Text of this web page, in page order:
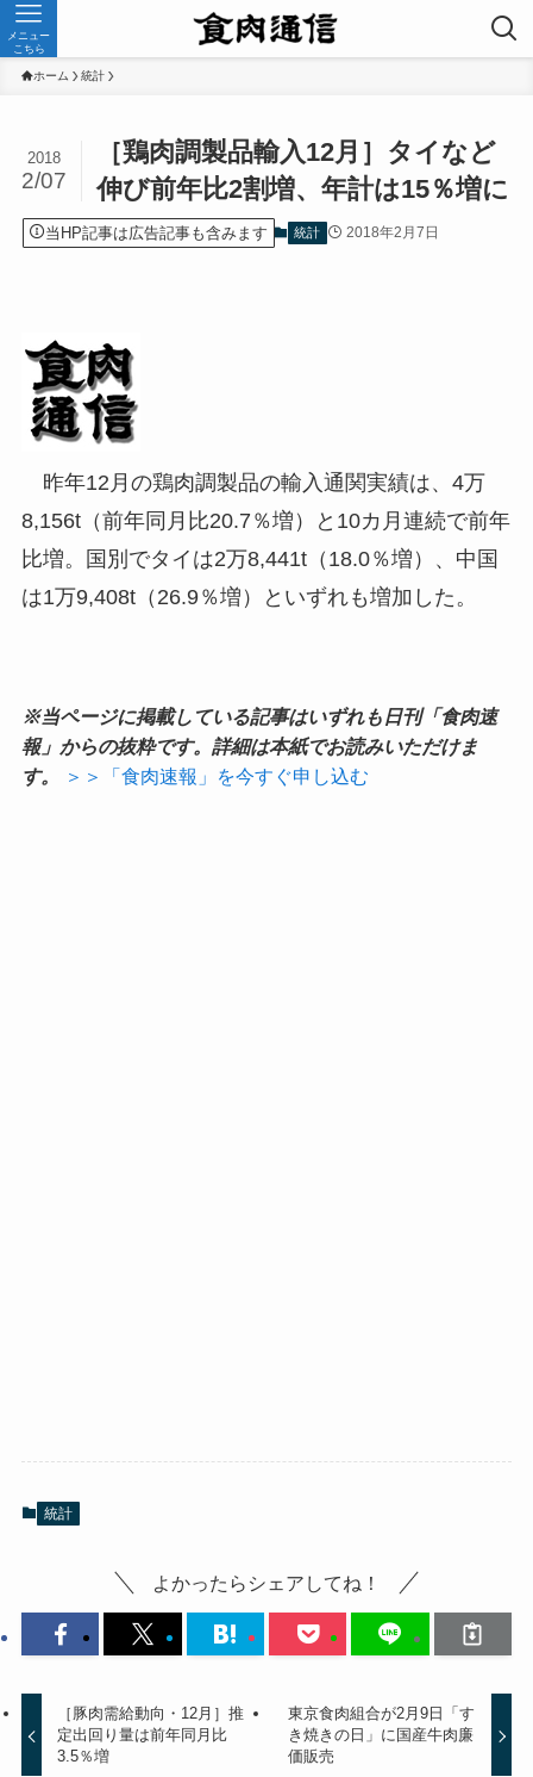
メニュー
こちら
ホーム 統計
［鶏肉調製品輸入12月］タイなど
伸び前年比2割増、年計は15％増に
2018
2/07
当HP記事は広告記事も含みます 統計 2018年2月7日
昨年12月の鶏肉調製品の輸入通関実績は、4万
8,156t（前年同月比20.7％増）と10カ月連続で前年
比増。国別でタイは2万8,441t（18.0％増）、中国
は1万9,408t（26.9％増）といずれも増加した。
※当ページに掲載している記事はいずれも日刊「食肉速
報」からの抜粋です。詳細は本紙でお読みいただけま
す。
＞＞「食肉速報」を今すぐ申し込む
統計
よかったらシェアしてね！
［豚肉需給動向・12月］推
定出回り量は前年同月比
3.5％増
東京食肉組合が2月9日「す
き焼きの日」に国産牛肉廉
価販売